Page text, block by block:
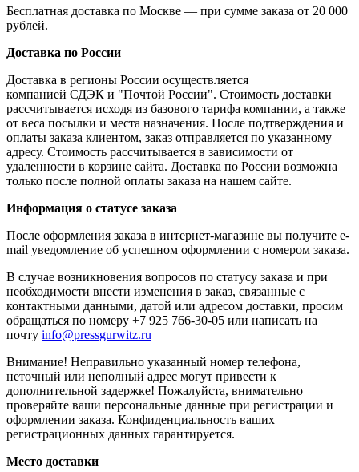
Бесплатная доставка по Москве — при сумме заказа от 20 000
рублей.
Доставка по России
Доставка в регионы России осуществляется
компанией СДЭК и "Почтой России". Стоимость доставки
рассчитывается исходя из базового тарифа компании, а также
от веса посылки и места назначения. После подтверждения и
оплаты заказа клиентом, заказ отправляется по указанному
адресу. Стоимость рассчитывается в зависимости от
удаленности в корзине сайта. Доставка по России возможна
только после полной оплаты заказа на нашем сайте.
Информация о статусе заказа
После оформления заказа в интернет-магазине вы получите e-
mail уведомление об успешном оформлении с номером заказа.
В случае возникновения вопросов по статусу заказа и при
необходимости внести изменения в заказ, связанные с
контактными данными, датой или адресом доставки, просим
обращаться по номеру +7 925 766-30-05 или написать на
почту info@pressgurwitz.ru
Внимание! Неправильно указанный номер телефона,
неточный или неполный адрес могут привести к
дополнительной задержке! Пожалуйста, внимательно
проверяйте ваши персональные данные при регистрации и
оформлении заказа. Конфиденциальность ваших
регистрационных данных гарантируется.
Место доставки